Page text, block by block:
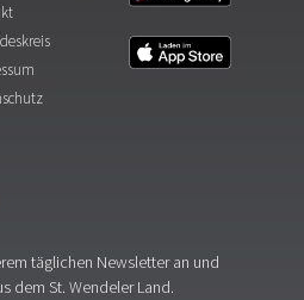
täglichen Newsletter an und
dem St. Wendeler Land.